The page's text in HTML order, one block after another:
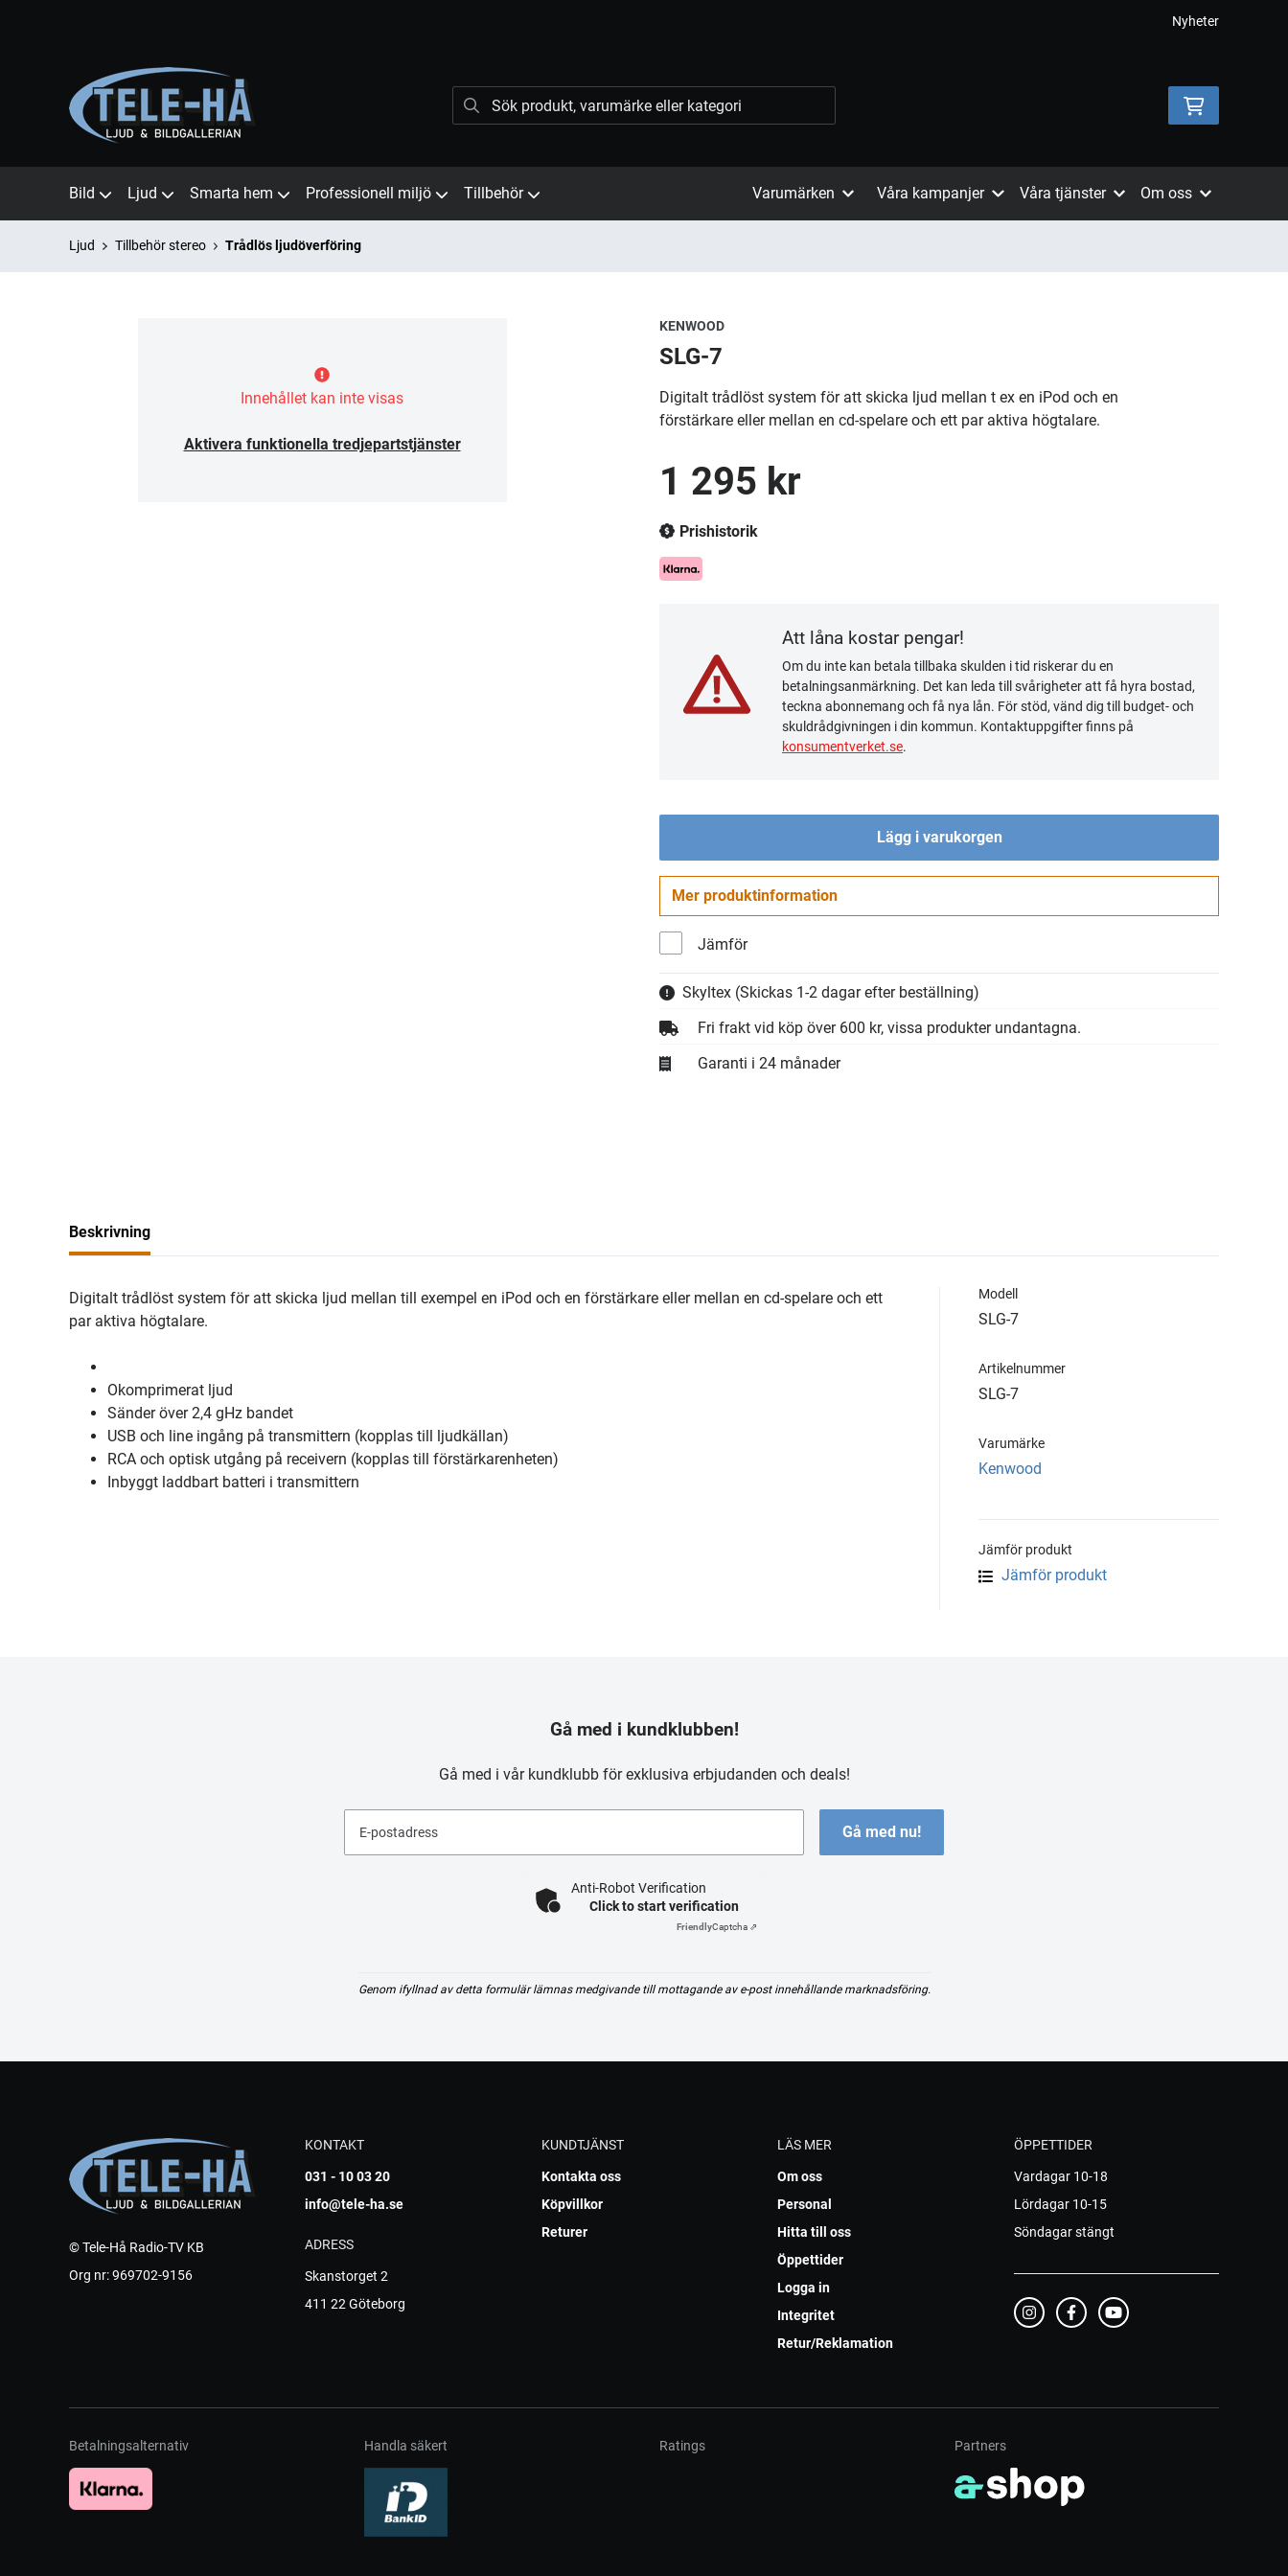
Nyheter
Bild Ljud Smarta hem Professionell miljö Tillbehör Varumärken Våra kampanjer Våra tjänster Om oss
Ljud Tillbehör stereo Trådlös ljudöverföring
Innehållet kan inte visas
Aktivera funktionella tredjepartstjänster
KENWOOD
SLG-7
Digitalt trådlöst system för att skicka ljud mellan t ex en iPod och en
förstärkare eller mellan en cd-spelare och ett par aktiva högtalare.
1 295 kr
Prishistorik
Att låna kostar pengar!
Om du inte kan betala tillbaka skulden i tid riskerar du en
betalningsanmärkning. Det kan leda till svårigheter att få hyra bostad,
teckna abonnemang och få nya lån. För stöd, vänd dig till budget- och
skuldrådgivningen i din kommun. Kontaktuppgifter finns på
konsumentverket.se.
Lägg i varukorgen
Mer produktinformation
Jämför
Skyltex (Skickas 1-2 dagar efter beställning)
Fri frakt vid köp över 600 kr, vissa produkter undantagna.
Garanti i 24 månader
Beskrivning
Digitalt trådlöst system för att skicka ljud mellan till exempel en iPod och en förstärkare eller mellan en cd-spelare och ett
par aktiva högtalare.
Okomprimerat ljud
Sänder över 2,4 gHz bandet
USB och line ingång på transmittern (kopplas till ljudkällan)
RCA och optisk utgång på receivern (kopplas till förstärkarenheten)
Inbyggt laddbart batteri i transmittern
Modell
SLG-7
Artikelnummer
SLG-7
Varumärke
Kenwood
Jämför produkt
Jämför produkt
Gå med i kundklubben!
Gå med i vår kundklubb för exklusiva erbjudanden och deals!
E-postadress Gå med nu!
Anti-Robot Verification
Click to start verification
FriendlyCaptcha ⇗
Genom ifyllnad av detta formulär lämnas medgivande till mottagande av e-post innehållande marknadsföring.
© Tele-Hå Radio-TV KB
Org nr: 969702-9156
KONTAKT
031 - 10 03 20
info@tele-ha.se
ADRESS
Skanstorget 2
411 22 Göteborg
KUNDTJÄNST
Kontakta oss
Köpvillkor
Returer
LÄS MER
Om oss
Personal
Hitta till oss
Öppettider
Logga in
Integritet
Retur/Reklamation
ÖPPETTIDER
Vardagar 10-18
Lördagar 10-15
Söndagar stängt
Betalningsalternativ Handla säkert Ratings Partners